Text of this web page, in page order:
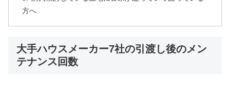
方へ
大手ハウスメーカー7社の引渡し後のメン
テナンス回数